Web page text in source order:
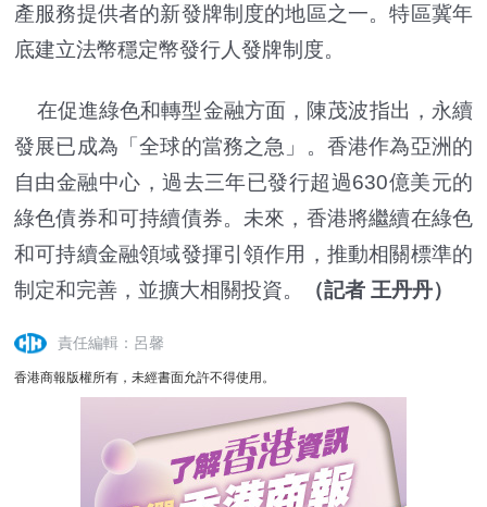
產服務提供者的新發牌制度的地區之一。特區冀年
底建立法幣穩定幣發行人發牌制度。
在促進綠色和轉型金融方面，陳茂波指出，永續
發展已成為「全球的當務之急」。香港作為亞洲的
自由金融中心，過去三年已發行超過630億美元的
綠色債券和可持續債券。未來，香港將繼續在綠色
和可持續金融領域發揮引領作用，推動相關標準的
制定和完善，並擴大相關投資。
（記者 王丹丹）
責任編輯：呂馨
香港商報版權所有，未經書面允許不得使用。